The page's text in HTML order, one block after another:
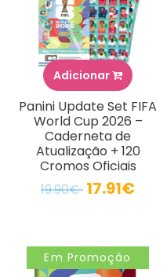
Adicionar
Panini Update Set FIFA
World Cup 2026 –
Caderneta de
Atualização + 120
Cromos Oficiais
19.90€ 17.91€
Em Promoção